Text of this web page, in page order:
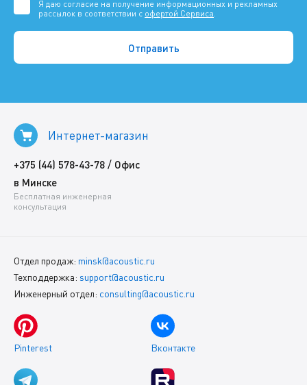
Я даю согласие на получение информационных и рекламных
рассылок в соответствии с офертой Сервиса.
Интернет-магазин
+375 (44) 578-43-78 / Офис
в Минске
Бесплатная инженерная
консультация
Отдел продаж: minsk@acoustic.ru
Техподдержка: support@acoustic.ru
Инженерный отдел: consulting@acoustic.ru
Pinterest Вконтакте